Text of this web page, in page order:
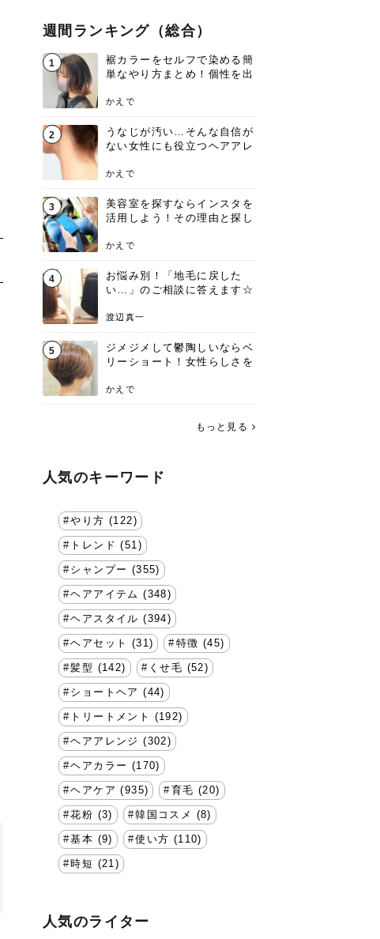
週間ランキング（総合）
1
裾カラーをセルフで染める簡
単なやり方まとめ！個性を出
かえで
2
うなじが汚い…そんな自信が
ない女性にも役立つヘアアレ
かえで
3
美容室を探すならインスタを
活用しよう！その理由と探し
かえで
4
お悩み別！「地毛に戻した
い…」のご相談に答えます☆
渡辺真一
5
ジメジメして鬱陶しいならベ
リーショート！女性らしさを
かえで
もっと見る
人気のキーワード
やり方 (122)
トレンド (51)
シャンプー (355)
ヘアアイテム (348)
ヘアスタイル (394)
ヘアセット (31) 特徴 (45)
髪型 (142) くせ毛 (52)
ショートヘア (44)
トリートメント (192)
ヘアアレンジ (302)
ヘアカラー (170)
ヘアケア (935) 育毛 (20)
花粉 (3) 韓国コスメ (8)
基本 (9) 使い方 (110)
時短 (21)
人気のライター